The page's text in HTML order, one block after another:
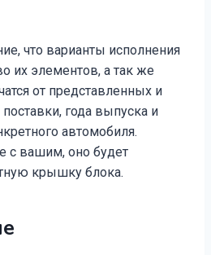
что варианты исполнения
их элементов, а так же
от представленных и
года выпуска и
автомобиля.
с вашим, оно будет
крышку блока.